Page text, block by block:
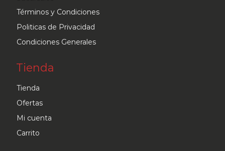
Términos y Condiciones
Politicas de Privacidad
Condiciones Generales
Tienda
Tienda
Ofertas
Mi cuenta
Carrito